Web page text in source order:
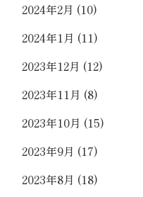
2024年2月 (10)
2024年1月 (11)
2023年12月 (12)
2023年11月 (8)
2023年10月 (15)
2023年9月 (17)
2023年8月 (18)